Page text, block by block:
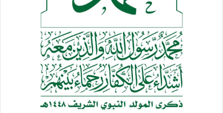
لهذه الجبهة، أُغلق ميناء إيلات جنوب إسرائيل.. وفي أواخر الشهر
الماضي، أسفر هجومٌ بطائرةٍ مُسيّرةٍ يمنيةٍ عن إصابة 20 إسرائيليًا
وأكدت الصحيفة أن اليمن قد تعهد مراراً منذ بدء الحرب قبل
عامين بأن عملياته لن تتوقف حتى تنتهي الإبادة الجماعية في
قطاع غزة ويرفع الحصار عنها..لقد كانت الجبهة اليمنية آخر جبهات
دعم غزة التي فُتحت دعماً للمقاومة الفلسطينية.. وشملت هذه
الجبهات حزب الله اللبناني – وهي جماعة فتحت جبهة ضد